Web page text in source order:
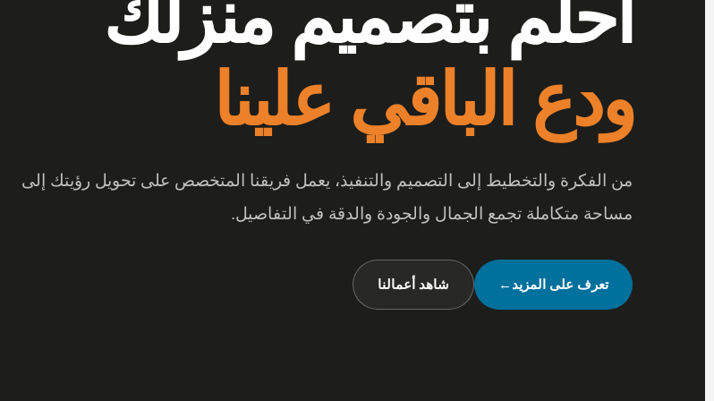
أرقى المفروشات
بتفاصيل تصنع الفرق
عندما تجتمع أرقى المفروشات مع جودة الخامات والتصميم المبتكر، تتحول المساحة إلى تجربة
متكاملة تعكس شخصيتك وأسلوب حياتك.
شاهد تصميماتنا← تواصل معنا